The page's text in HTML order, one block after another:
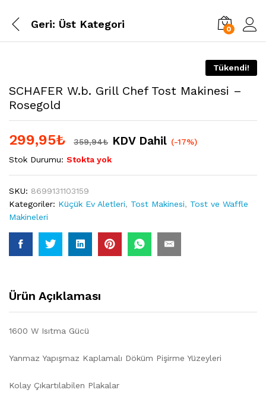
Geri: Üst Kategori 0
Tükendi!
SCHAFER W.b. Grill Chef Tost Makinesi –
Rosegold
299,95₺ 359,94₺ KDV Dahil (-17%)
Stok Durumu: Stokta yok
SKU: 8699131103159
Kategoriler: Küçük Ev Aletleri, Tost Makinesi, Tost ve Waffle
Makineleri
Ürün Açıklaması
1600 W Isıtma Gücü
Yanmaz Yapışmaz Kaplamalı Döküm Pişirme Yüzeyleri
Kolay Çıkartılabilen Plakalar